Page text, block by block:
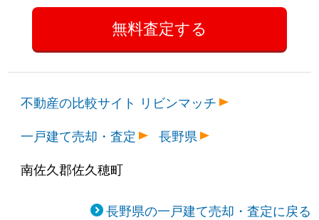
不動産の比較サイト リビンマッチ
一戸建て売却・査定
長野県
南佐久郡佐久穂町
長野県の一戸建て売却・査定に戻る